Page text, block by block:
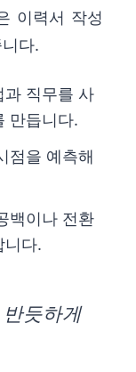
이력서 작성
다.
과 직무를 사
만듭니다.
점을 예측해
백이나 전환
니다.
듯하게